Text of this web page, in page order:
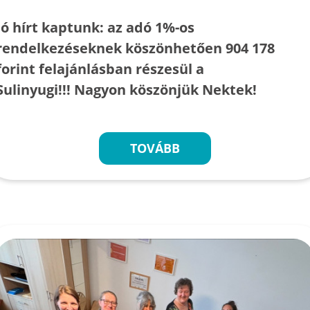
hírt kaptunk: az adó 1%-os
köszönhetően 904 178
felajánlásban részesül a
Nagyon köszönjük Nektek!
TOVÁBB